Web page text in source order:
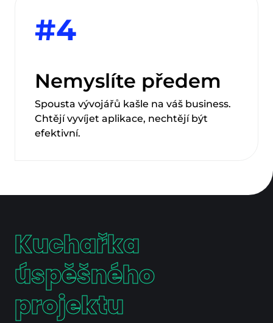
#4
Nemyslíte předem
Spousta vývojářů kašle na váš business.
Chtějí vyvíjet aplikace, nechtějí být
efektivní.
Kuchařka
úspěšného
projektu